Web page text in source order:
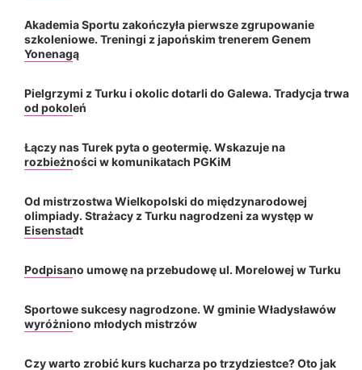
Akademia Sportu zakończyła pierwsze zgrupowanie
szkoleniowe. Treningi z japońskim trenerem Genem
Yonenagą
Pielgrzymi z Turku i okolic dotarli do Galewa. Tradycja trwa
od pokoleń
Łączy nas Turek pyta o geotermię. Wskazuje na
rozbieżności w komunikatach PGKiM
Od mistrzostwa Wielkopolski do międzynarodowej
olimpiady. Strażacy z Turku nagrodzeni za występ w
Eisenstadt
Podpisano umowę na przebudowę ul. Morelowej w Turku
Sportowe sukcesy nagrodzone. W gminie Władysławów
wyróżniono młodych mistrzów
Czy warto zrobić kurs kucharza po trzydziestce? Oto jak